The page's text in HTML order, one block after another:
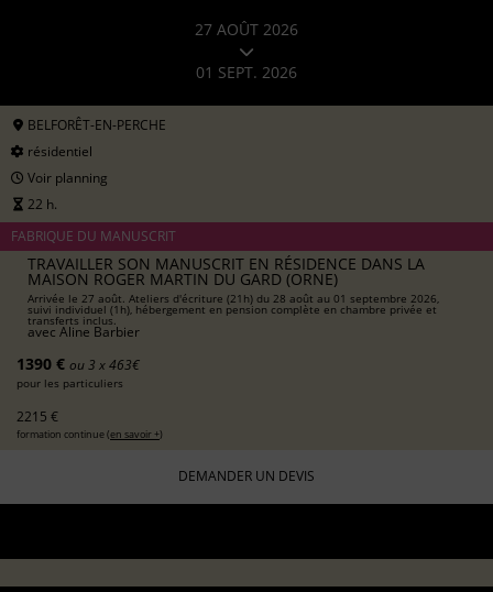
27 AOÛT 2026
01 SEPT. 2026
BELFORÊT-EN-PERCHE
résidentiel
Voir planning
22 h.
FABRIQUE DU MANUSCRIT
TRAVAILLER SON MANUSCRIT EN RÉSIDENCE DANS LA
MAISON ROGER MARTIN DU GARD (ORNE)
Arrivée le 27 août. Ateliers d'écriture (21h) du 28 août au 01 septembre 2026,
suivi individuel (1h), hébergement en pension complète en chambre privée et
transferts inclus.
avec Aline Barbier
1390 € ou 3 x 463€
pour les particuliers
2215 €
formation continue (en savoir +)
DEMANDER UN DEVIS